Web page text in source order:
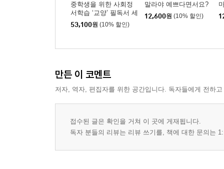
중학생을 위한 사회정
서학습 ‘교양’ 필독서 세
트
53,100원 (10% 할인)
말라야 예쁘다면서요?
12,600원 (10% 할인)
만든 이 코멘트
저자, 역자, 편집자를 위한 공간입니다. 독자들에게 전하
접수된 글은 확인을 거쳐 이 곳에 게재됩니다.
독자 분들의 리뷰는 리뷰 쓰기를, 책에 대한 문의는